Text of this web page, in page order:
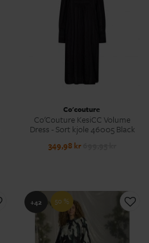
Co'couture
Co'Couture KesiCC Volume
Dress - Sort kjole 46005 Black
349,98 kr
+42 50 %